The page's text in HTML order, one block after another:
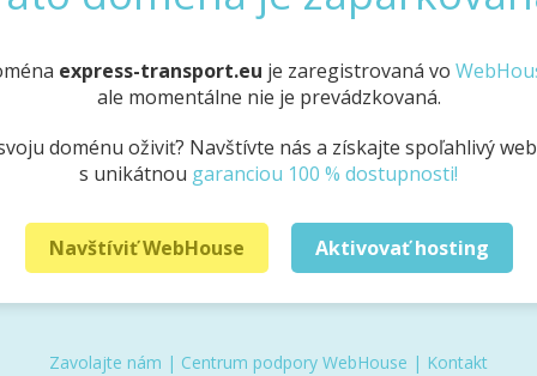
express-transport.eu je zaregistrovaná vo
ale momentálne nie je prevádzkovaná.
doménu oživiť? Navštívte nás a získajte spoľahlivý
s unikátnou garanciou 100 % dostupnosti!
Navštíviť WebHouse Aktivovať hosting
Zavolajte nám | Centrum podpory WebHouse | Kontakt